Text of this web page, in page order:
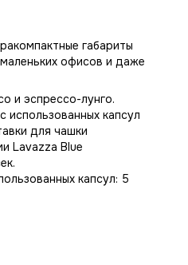
габариты
офисов и даже
и эспрессо-лунго.
использованных капсул
для чашки
Lavazza Blue
капсул: 5